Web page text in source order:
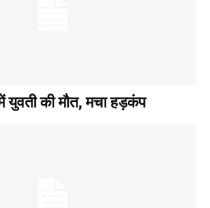
युवती की मौत, मचा हड़कंप